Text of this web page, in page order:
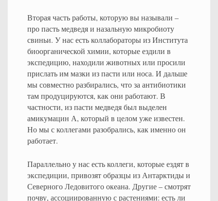
Вторая часть работы, которую вы называли –
про пасть медведя и назальную микробиоту
свиньи. У нас есть коллабораторы из Института
биоорганической химии, которые ездили в
экспедицию, находили животных или просили
прислать им мазки из пасти или носа. И дальше
мы совместно разбирались, что за антибиотики
там продуцируются, как они работают. В
частности, из пасти медведя был выделен
амикумацин А, который в целом уже известен.
Но мы с коллегами разобрались, как именно он
работает.
Параллельно у нас есть коллеги, которые ездят в
экспедиции, привозят образцы из Антарктиды и
Северного Ледовитого океана. Другие – смотрят
почву, ассоциированную с растениями: есть ли